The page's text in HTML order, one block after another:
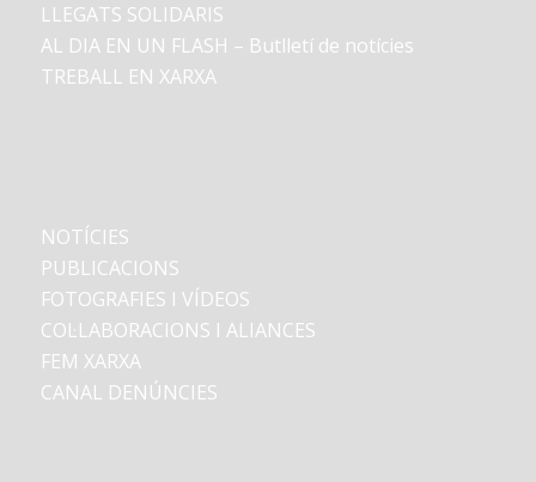
LLEGATS SOLIDARIS
AL DIA EN UN FLASH – Butlletí de notícies
TREBALL EN XARXA
NOTÍCIES
PUBLICACIONS
FOTOGRAFIES I VÍDEOS
COL·LABORACIONS I ALIANCES
FEM XARXA
CANAL DENÚNCIES